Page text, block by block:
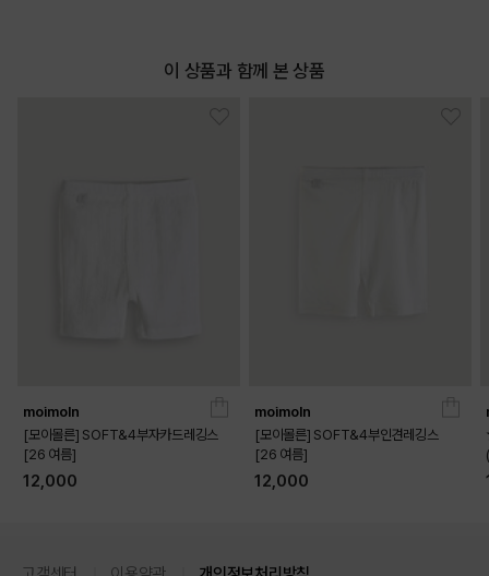
무드 있는 체크 패턴과 민트 컬러의 조화
이 상품과 함께 본 상품
moimoln
[모이몰른] SOFT&4부자카드레깅스
[26 여름]
12,000
moimoln
[모이몰른] SOFT&4부인견레깅스
[26 여름]
12,000